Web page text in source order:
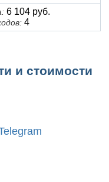
6 104 руб.
4
и стоимости